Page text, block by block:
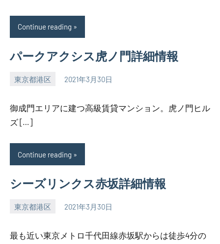
Continue reading
パークアクシス虎ノ門詳細情報
東京都港区 2021年3月30日
SEZIMO
御成門エリアに建つ高級賃貸マンション。虎ノ門ヒル
ズ […]
Continue reading
シーズリンクス赤坂詳細情報
東京都港区 2021年3月30日
SEZIMO
最も近い東京メトロ千代田線赤坂駅からは徒歩4分の